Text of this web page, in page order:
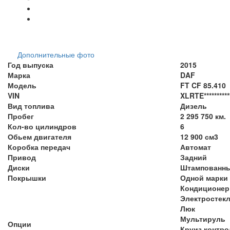
Дополнительные фото
Год выпуска
2015
Марка
DAF
Модель
FT CF 85.410
VIN
Вид топлива
Дизель
Пробег
2 295 750 км.
Кол-во цилиндров
6
Обьем двигателя
12 900 см3
Коробка передач
Автомат
Привод
Задний
Диски
Покрышки
Одной марки
Опции
Кондиционер
Люк
Мультируль